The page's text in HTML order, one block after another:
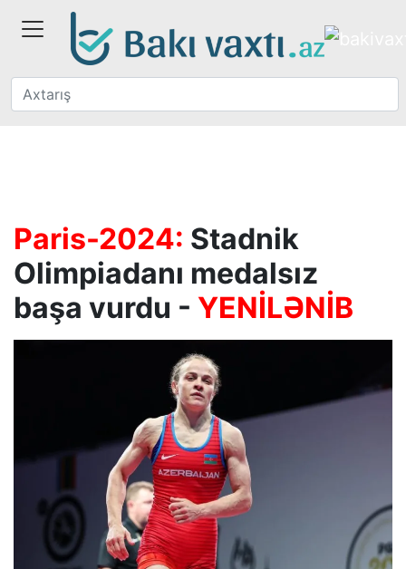
Paris-2024: Stadnik
Olimpiadanı medalsız
başa vurdu - YENİLƏNİB